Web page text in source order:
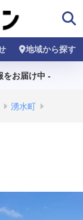
地域から探す
をお届け中 -
湧水町